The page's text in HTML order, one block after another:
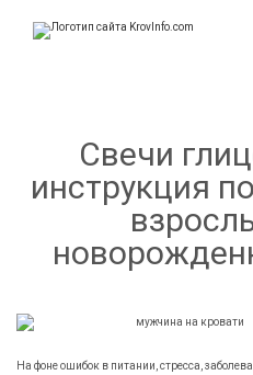
Свечи
инструкция
На фоне ошибок в питании, стресса,